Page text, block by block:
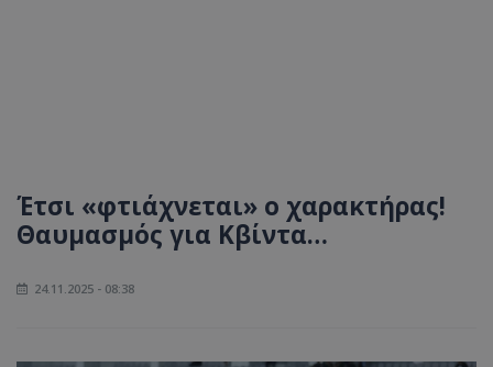
Έτσι «φτιάχνεται» ο χαρακτήρας!
Θαυμασμός για Κβίντα…
24.11.2025 - 08:38